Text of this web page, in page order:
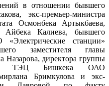
в отношении бывшего
экс-премьер-министра
Осмонбека Артыкбаева,
Айбека Калиева, бывшего
«Электрические станции»
заместителя главы
Назарова, директора группы
ТЭЦ Бишкека ОАО
Бримкулова и экс-